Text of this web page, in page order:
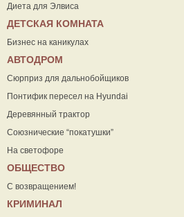
Диета для Элвиса
ДЕТСКАЯ КОМНАТА
Бизнес на каникулах
АВТОДРОМ
Сюрприз для дальнобойщиков
Понтифик пересел на Hyundai
Деревянный трактор
Союзнические “покатушки”
На светофоре
ОБЩЕСТВО
С возвращением!
КРИМИНАЛ